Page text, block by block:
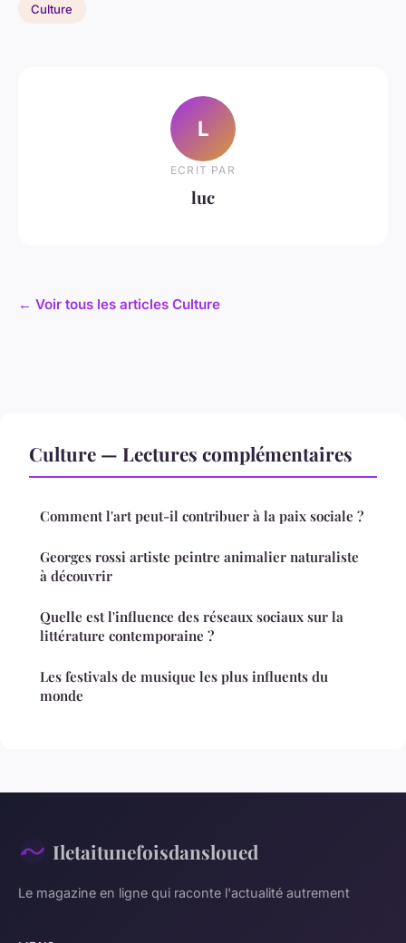
Culture
L
ECRIT PAR
luc
← Voir tous les articles Culture
Culture — Lectures complémentaires
Comment l'art peut-il contribuer à la paix sociale ?
Georges rossi artiste peintre animalier naturaliste
à découvrir
Quelle est l'influence des réseaux sociaux sur la
littérature contemporaine ?
Les festivals de musique les plus influents du
monde
Iletaitunefoisdansloued
Le magazine en ligne qui raconte l'actualité autrement